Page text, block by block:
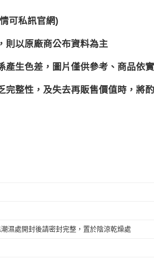
可私訊官網)
則以原廠商公布資料為主
生色差，圖片僅供參考、商品依
整性，及失去再販售價值時，將
濕處開封後請密封完整，置於陰涼乾燥處